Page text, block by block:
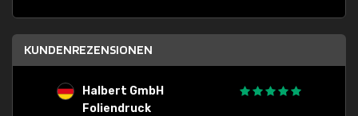
KUNDENREZENSIONEN
Halbert GmbH
Foliendruck